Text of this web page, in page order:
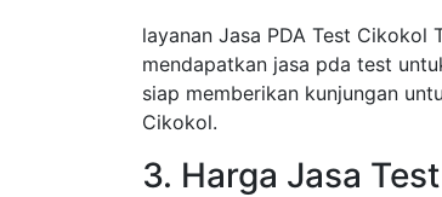
layanan Jasa PDA Test Cikokol
mendapatkan jasa pda test
siap memberikan kunjungan
Cikokol.
3. Harga Jasa